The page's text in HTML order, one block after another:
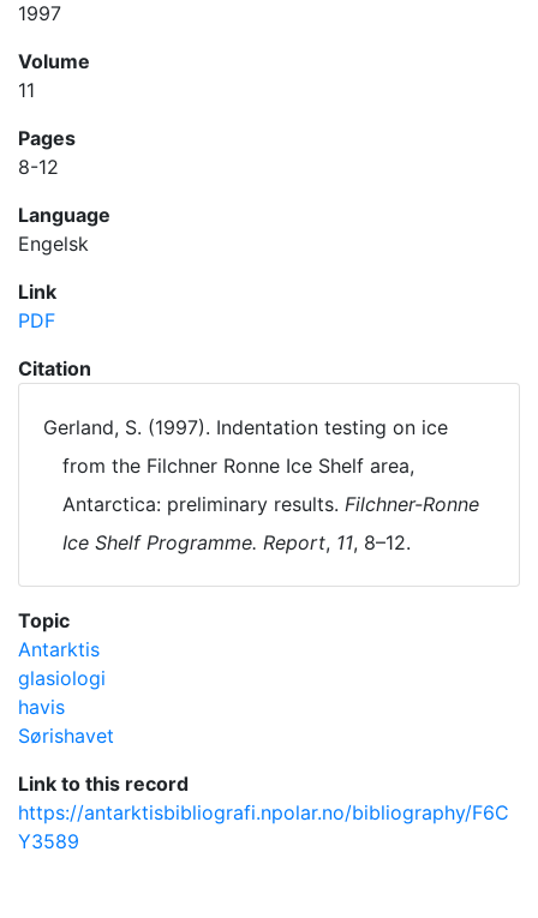
1997
Volume
11
Pages
8-12
Language
Engelsk
Link
PDF
Citation
Gerland, S. (1997). Indentation testing on ice
from the Filchner Ronne Ice Shelf area,
Antarctica: preliminary results. Filchner-Ronne
Ice Shelf Programme. Report, 11, 8–12.
Topic
Antarktis
glasiologi
havis
Sørishavet
Link to this record
https://antarktisbibliografi.npolar.no/bibliography/F6C
Y3589